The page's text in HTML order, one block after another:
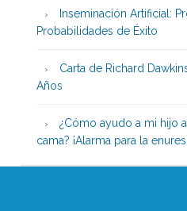
Inseminación Artificial:
Probabilidades de Éxito
Carta de Richard
Años
¿Cómo ayudo a mi hijo
cama? ¡Alarma para la